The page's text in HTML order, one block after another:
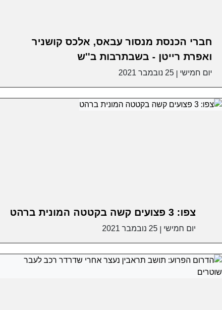
חברי הכנסת מנסור עבאס, אלכס קושניר
ואפרת רייטן - בשבתרבות ב''ש
יום חמישי | 25 נובמבר 2021
צפו: 3 פצועים קשה בקטטה המונית ברהט
יום חמישי | 25 נובמבר 2021